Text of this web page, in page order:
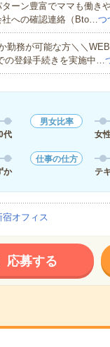
ーン豊富でママも働き
社への確認連絡（Bto…つ
務が可能な方＼＼
の登録手続きを実施中…
代
男女比率
女
か
仕事の仕方
テ
オフィス
応募する